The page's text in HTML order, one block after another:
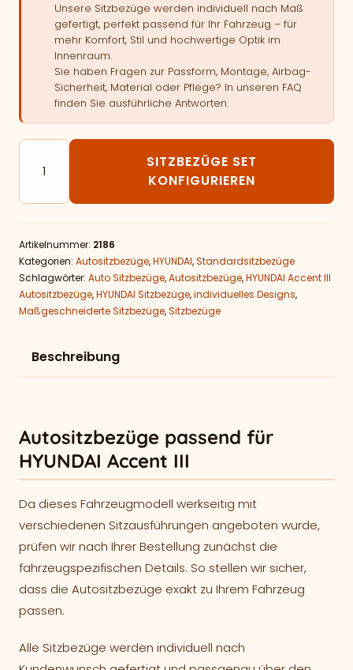
Unsere Sitzbezüge werden individuell nach Maß
gefertigt, perfekt passend für Ihr Fahrzeug – für
mehr Komfort, Stil und hochwertige Optik im
Innenraum.
Sie haben Fragen zur Passform, Montage, Airbag-
Sicherheit, Material oder Pflege? In unseren FAQ
finden Sie ausführliche Antworten.
Autositzbezüge passend für HYUNDAI Accent III
SITZBEZÜGE SET
KONFIGURIEREN
Artikelnummer: 2186
Kategorien: Autositzbezüge,HYUNDAI,Standardsitzbezüge
Schlagwörter: Auto Sitzbezüge,Autositzbezüge,HYUNDAI Accent III
Autositzbezüge,HYUNDAI Sitzbezüge,individuelles Designs,
Maßgeschneiderte Sitzbezüge,Sitzbezüge
Beschreibung
Autositzbezüge passend für
HYUNDAI Accent III
Da dieses Fahrzeugmodell werkseitig mit
verschiedenen Sitzausführungen angeboten wurde,
prüfen wir nach Ihrer Bestellung zunächst die
fahrzeugspezifischen Details. So stellen wir sicher,
dass die Autositzbezüge exakt zu Ihrem Fahrzeug
passen.
Alle Sitzbezüge werden individuell nach